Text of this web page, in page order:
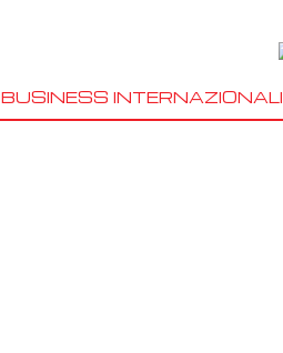
BUSINESS INTERNAZIONALI